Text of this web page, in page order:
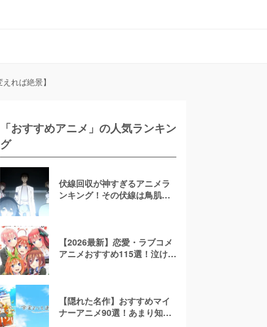
れば絶景】
「おすすめアニメ」の人気ランキン
グ
伏線回収が神すぎるアニメラ
ンキング！その伏線は鳥肌も
【2026最新】恋愛・ラブコメ
アニメおすすめ115選！泣ける
【隠れた名作】おすすめマイ
ナーアニメ90選！あまり知ら